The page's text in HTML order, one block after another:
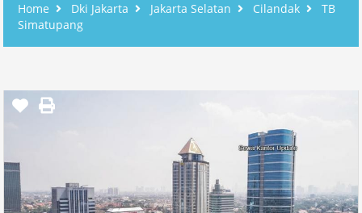
Home Dki Jakarta Jakarta Selatan Cilandak
TB
Simatupang